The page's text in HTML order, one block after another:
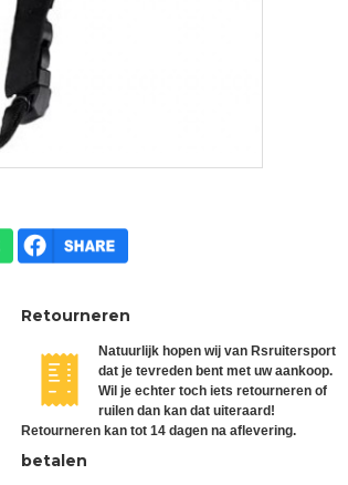
Retourneren
Natuurlijk hopen wij van Rsruitersport
dat je tevreden bent met uw aankoop.
Wil je echter toch iets retourneren of
ruilen dan kan dat uiteraard!
Retourneren kan tot 14 dagen na aflevering.
betalen